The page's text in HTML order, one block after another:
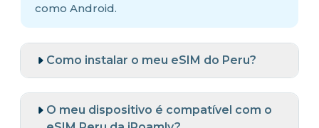
como Android.
Como instalar o meu eSIM do Peru?
O meu dispositivo é compatível com o